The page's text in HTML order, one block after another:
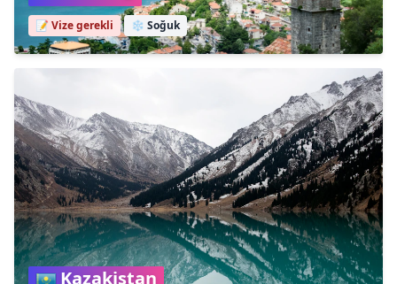
📝 Vize gerekli ❄️ Soğuk
Kazakistan